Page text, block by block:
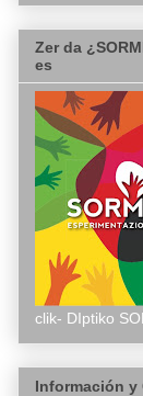
Zer da
es
clik- DIptiko
Información y